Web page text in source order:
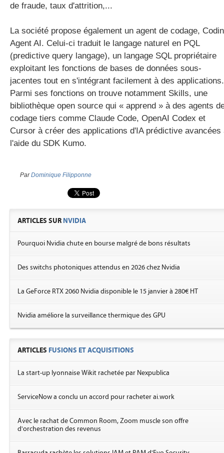
de fraude, taux d'attrition,...
La société propose également un agent de codage,
Agent AI. Celui-ci traduit le langage naturel en PQL
(predictive query langage), un langage SQL propriétaire
exploitant les fonctions de bases de données sous-
jacentes tout en s'intégrant facilement à des applications.
Parmi ses fonctions on trouve notamment Skills, une
bibliothèque open source qui « apprend » à des agents
codage tiers comme Claude Code, OpenAI Codex et
Cursor à créer des applications d'IA prédictive avancées
l'aide du SDK Kumo.
ParDominique Filipponne
ARTICLES SUR NVIDIA
Pourquoi Nvidia chute en bourse malgré de bons résultats
Des switchs photoniques attendus en 2026 chez Nvidia
La GeForce RTX 2060 Nvidia disponible le 15 janvier à 280€ HT
Nvidia améliore la surveillance thermique des GPU
ARTICLES FUSIONS ET ACQUISITIONS
La start-up lyonnaise Wikit rachetée par Nexpublica
ServiceNow a conclu un accord pour racheter ai.work
Avec le rachat de Common Room, Zoom muscle son offre
d'orchestration des revenus